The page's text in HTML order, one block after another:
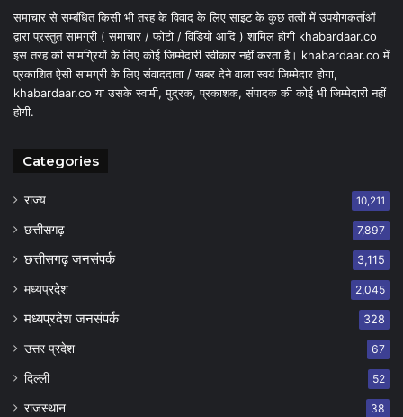
समाचार से सम्बंधित किसी भी तरह के विवाद के लिए साइट के कुछ तत्वों में उपयोगकर्ताओं
द्वारा प्रस्तुत सामग्री ( समाचार / फोटो / विडियो आदि ) शामिल होगी khabardaar.co
इस तरह की सामग्रियों के लिए कोई जिम्मेदारी स्वीकार नहीं करता है। khabardaar.co में
प्रकाशित ऐसी सामग्री के लिए संवाददाता / खबर देने वाला स्वयं जिम्मेदार होगा,
khabardaar.co या उसके स्वामी, मुद्रक, प्रकाशक, संपादक की कोई भी जिम्मेदारी नहीं
होगी.
Categories
राज्य 10,211
छत्तीसगढ़ 7,897
छत्तीसगढ़ जनसंपर्क 3,115
मध्यप्रदेश 2,045
मध्यप्रदेश जनसंपर्क 328
उत्तर प्रदेश 67
दिल्ली 52
राजस्थान 38